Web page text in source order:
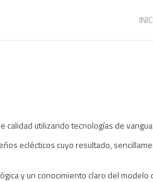
utilizando tecnologías de
eclécticos cuyo resultado,
y un conocimiento claro del